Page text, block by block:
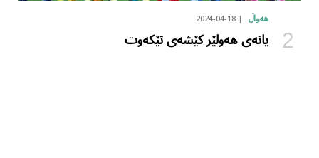
هەواڵ 2024-04-18
یانەی هەولێر کێشەی تێکەوت